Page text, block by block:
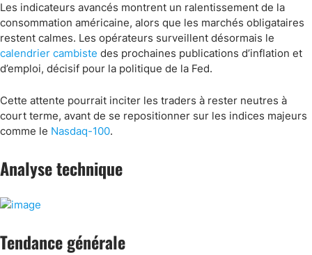
Les indicateurs avancés montrent un ralentissement de la
consommation américaine, alors que les marchés obligataires
restent calmes. Les opérateurs surveillent désormais le
calendrier cambiste des prochaines publications d’inflation et
d’emploi, décisif pour la politique de la Fed.
Cette attente pourrait inciter les traders à rester neutres à
court terme, avant de se repositionner sur les indices majeurs
comme le Nasdaq-100.
Analyse technique
Tendance générale